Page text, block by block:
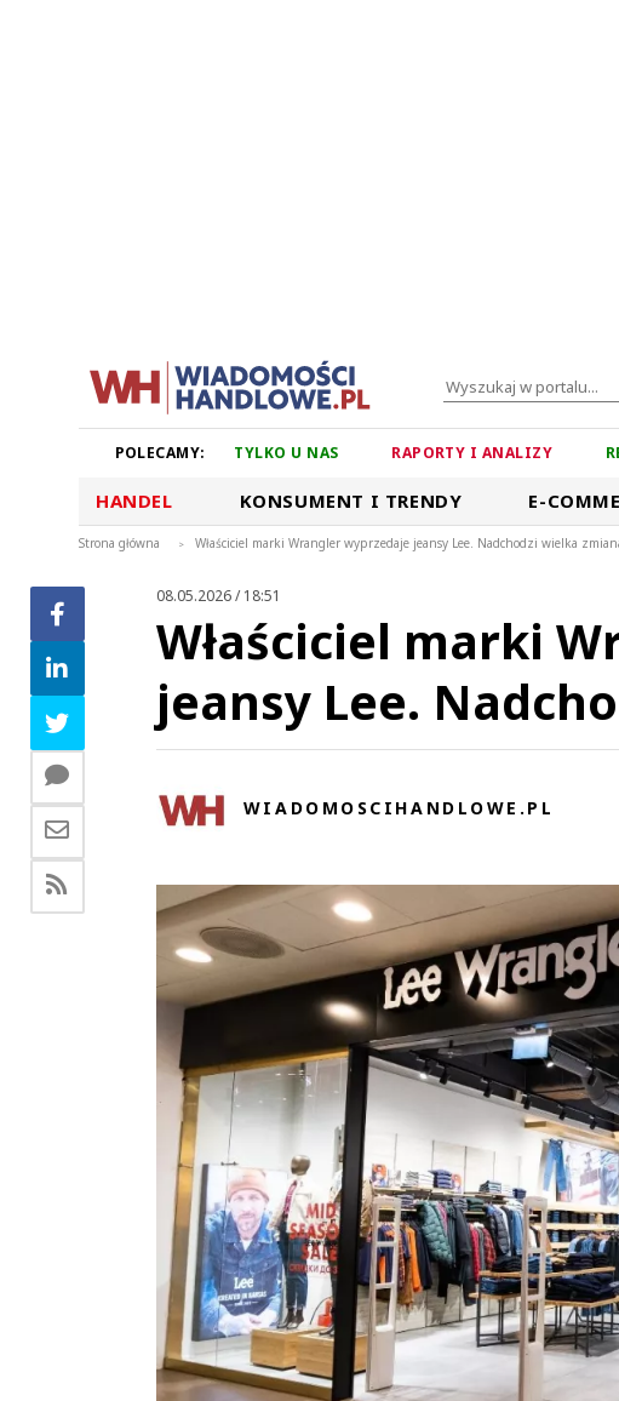
POLECAMY: TYLKO U NAS RAPORTY I ANALIZY
HANDEL KONSUMENT I TRENDY E-
Strona główna > Właściciel marki Wrangler wyprzedaje jeansy Lee. Nadchodzi wielka
08.05.2026 / 18:51
Właściciel marki
jeansy Lee.
WIADOMOSCIHANDLOWE.PL